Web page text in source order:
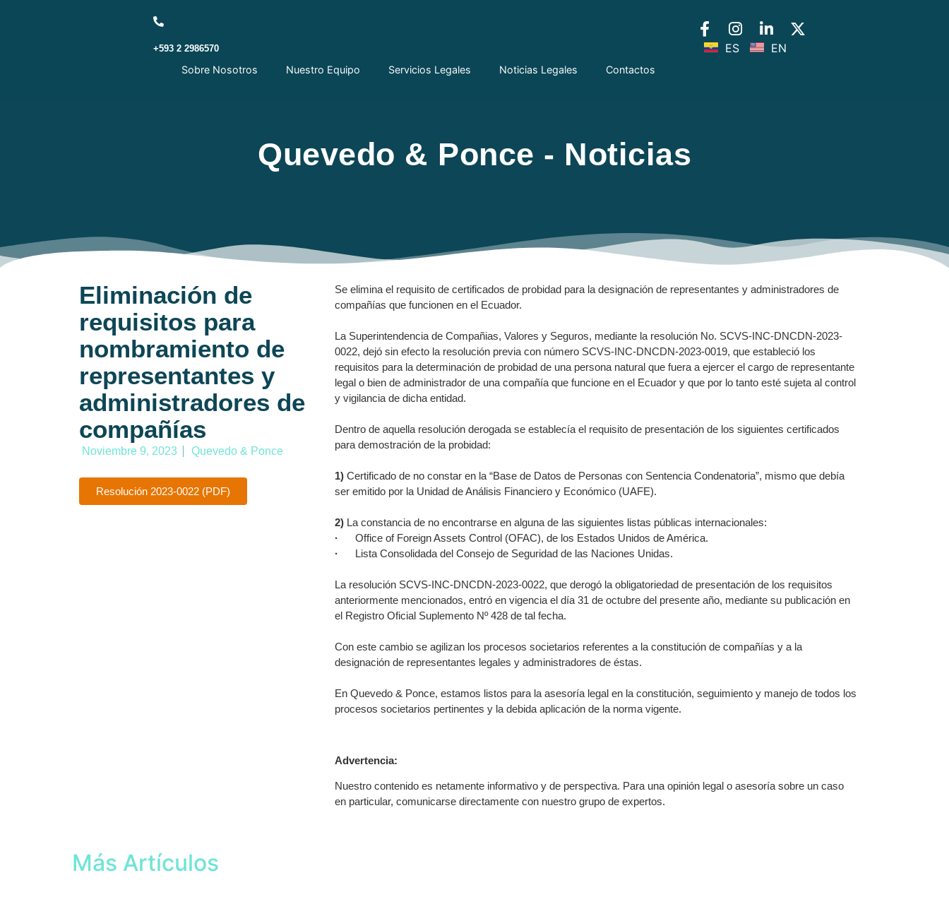
+593 2 2986570
Sobre Nosotros Nuestro Equipo Servicios Legales Noticias Legales Contactos
ES EN
Quevedo & Ponce - Noticias
Eliminación de
requisitos para
nombramiento de
representantes y
administradores de
compañías
Noviembre 9, 2023 Quevedo & Ponce
Resolución 2023-0022 (PDF)
Se elimina el requisito de certificados de probidad para la designación de representantes y administradores de
compañías que funcionen en el Ecuador.
La Superintendencia de Compañias, Valores y Seguros, mediante la resolución No. SCVS-INC-DNCDN-2023-
0022, dejó sin efecto la resolución previa con número SCVS-INC-DNCDN-2023-0019, que estableció los
requisitos para la determinación de probidad de una persona natural que fuera a ejercer el cargo de representante
legal o bien de administrador de una compañía que funcione en el Ecuador y que por lo tanto esté sujeta al control
y vigilancia de dicha entidad.
Dentro de aquella resolución derogada se establecía el requisito de presentación de los siguientes certificados
para demostración de la probidad:
1)Certificado de no constar en la “Base de Datos de Personas con Sentencia Condenatoria”, mismo que debía
ser emitido por la Unidad de Análisis Financiero y Económico (UAFE).
2)La constancia de no encontrarse en alguna de las siguientes listas públicas internacionales:
·
Office of Foreign Assets Control (OFAC), de los Estados Unidos de América.
·
Lista Consolidada del Consejo de Seguridad de las Naciones Unidas.
La resolución SCVS-INC-DNCDN-2023-0022, que derogó la obligatoriedad de presentación de los requisitos
anteriormente mencionados, entró en vigencia el día 31 de octubre del presente año, mediante su publicación en
el Registro Oficial Suplemento Nº 428 de tal fecha.
Con este cambio se agilizan los procesos societarios referentes a la constitución de compañías y a la
designación de representantes legales y administradores de éstas.
En Quevedo & Ponce, estamos listos para la asesoría legal en la constitución, seguimiento y manejo de todos los
procesos societarios pertinentes y la debida aplicación de la norma vigente.
Advertencia:
Nuestro contenido es netamente informativo y de perspectiva. Para una opinión legal o asesoría sobre un caso
en particular, comunicarse directamente con nuestro grupo de expertos.
Más Artículos